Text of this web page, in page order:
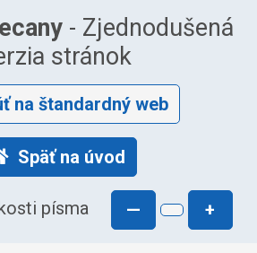
- Zjednodušená
stránok
na štandardný web
Späť na úvod
písma — +